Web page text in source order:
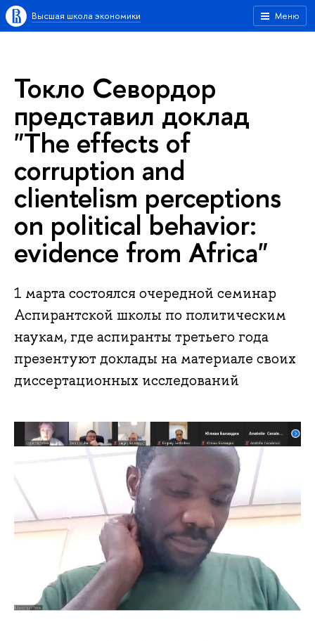
Меню
Высшая школа экономики
Токло Севордор
представил доклад
"The effects of
corruption and
clientelism perceptions
on political behavior:
evidence from Africa"
1 марта состоялся очередной семинар
Аспирантской школы по политическим
наукам, где аспиранты третьего года
презентуют доклады на материале своих
диссертационных исследований